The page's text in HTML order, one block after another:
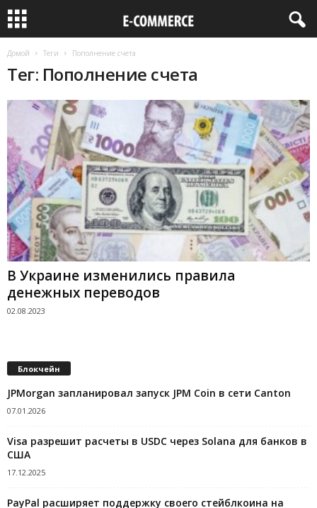
Домой Теги Пополнение счета
Тег: Пополнение счета
В Украине изменились правила
денежных переводов
02.08.2023
Блокчейн
JPMorgan запланировал запуск JPM Coin в сети Canton
07.01.2026
Visa разрешит расчеты в USDC через Solana для банков в
США
17.12.2025
PayPal расширяет поддержку своего стейблкоина на